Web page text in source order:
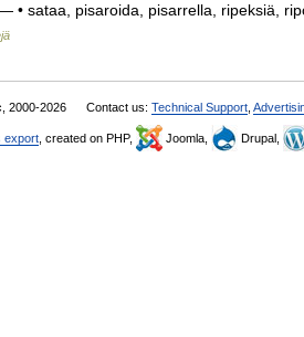
• sataa, pisaroida, pisarrella, ripeksiä,
2000-2026 Contact us: Technical Support
export , created on PHP, Joomla, Drupal,